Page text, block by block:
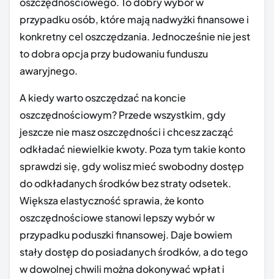
przypadku osób, które mają nadwyżki finansowe i
konkretny cel oszczędzania. Jednocześnie nie jest
to dobra opcja przy budowaniu funduszu
awaryjnego.
A kiedy warto oszczędzać na koncie
oszczędnościowym? Przede wszystkim, gdy
jeszcze nie masz oszczędności i chcesz zacząć
odkładać niewielkie kwoty. Poza tym takie konto
sprawdzi się, gdy wolisz mieć swobodny dostęp
do odkładanych środków bez straty odsetek.
Większa elastyczność sprawia, że konto
oszczędnościowe stanowi lepszy wybór w
przypadku poduszki finansowej. Daje bowiem
stały dostęp do posiadanych środków, a do tego
w dowolnej chwili można dokonywać wpłat i